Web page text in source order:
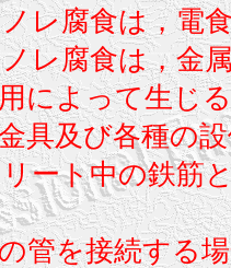
レ腐食は，電
レ腐食は，金
によって生じ
具及び各種の
ート中の鉄筋
管を接続する